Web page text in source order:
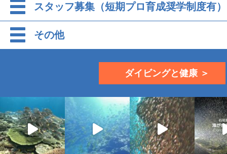
スタッフ募集（短期プロ育成奨学制度有）
その他
ダイビングと健康 ＞